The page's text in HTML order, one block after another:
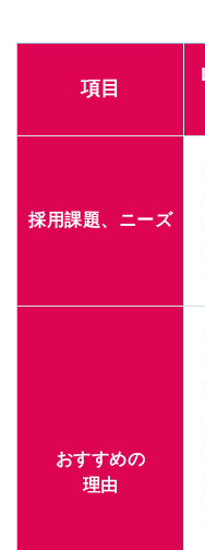
項目
採用課題、ニーズ
おすすめの
理由